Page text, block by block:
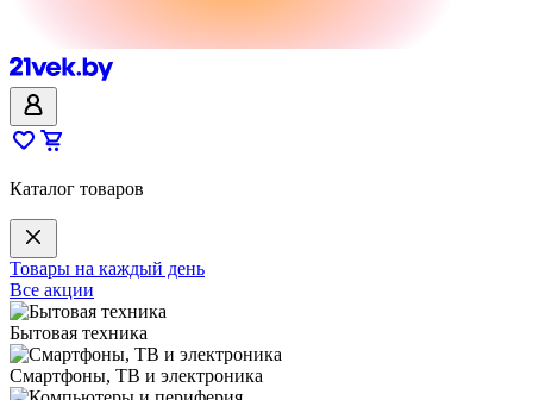
Каталог товаров
Товары на каждый день
Все акции
Бытовая техника
Смартфоны, ТВ и электроника